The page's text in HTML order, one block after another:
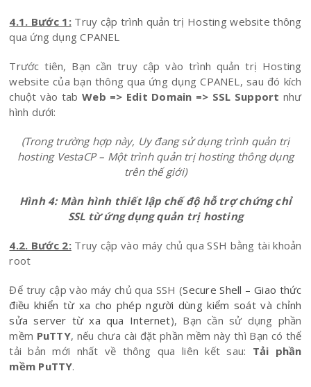
4.1. Bước 1:Truy cập trình quản trị Hosting website thông
qua ứng dụng CPANEL
Trước tiên, Bạn cần truy cập vào trình quản trị Hosting
website của bạn thông qua ứng dụng CPANEL, sau đó kích
chuột vào tabWeb => Edit Domain => SSL Support như
hình dưới:
(Trong trường hợp này, Uy đang sử dụng trình quản trị
hosting VestaCP – Một trình quản trị hosting thông dụng
trên thế giới)
Hình 4: Màn hình thiết lập chế độ hỗ trợ chứng chỉ
SSL từ ứng dụng quản trị hosting
4.2. Bước 2:Truy cập vào máy chủ qua SSH bằng tài khoản
root
Để truy cập vào máy chủ qua SSH (Secure Shell – Giao thức
điều khiển từ xa cho phép người dùng kiểm soát và chỉnh
sửa server từ xa qua Internet), Bạn cần sử dụng phần
mềm PuTTY, nếu chưa cài đặt phần mềm này thì Bạn có thể
tải bản mới nhất về thông qua liên kết sau: Tải phần
mềm PuTTY.